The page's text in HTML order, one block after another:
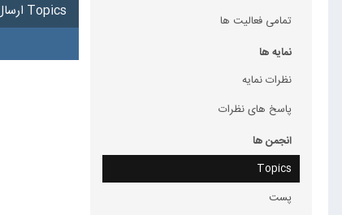
تمامی فعالیت ها
نمایه ها
نظرات نمایه
پاسخ های نظرات
انجمن ها
Topics
پست
Topics ارسال شده توسط basemali